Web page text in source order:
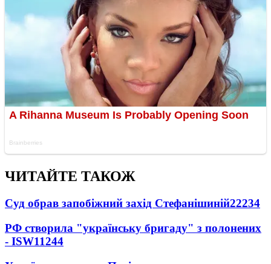
ЧИТАЙТЕ ТАКОЖ
Суд обрав запобіжний захід Стефанішиній22234
РФ створила "українську бригаду" з полонених
- ISW11244